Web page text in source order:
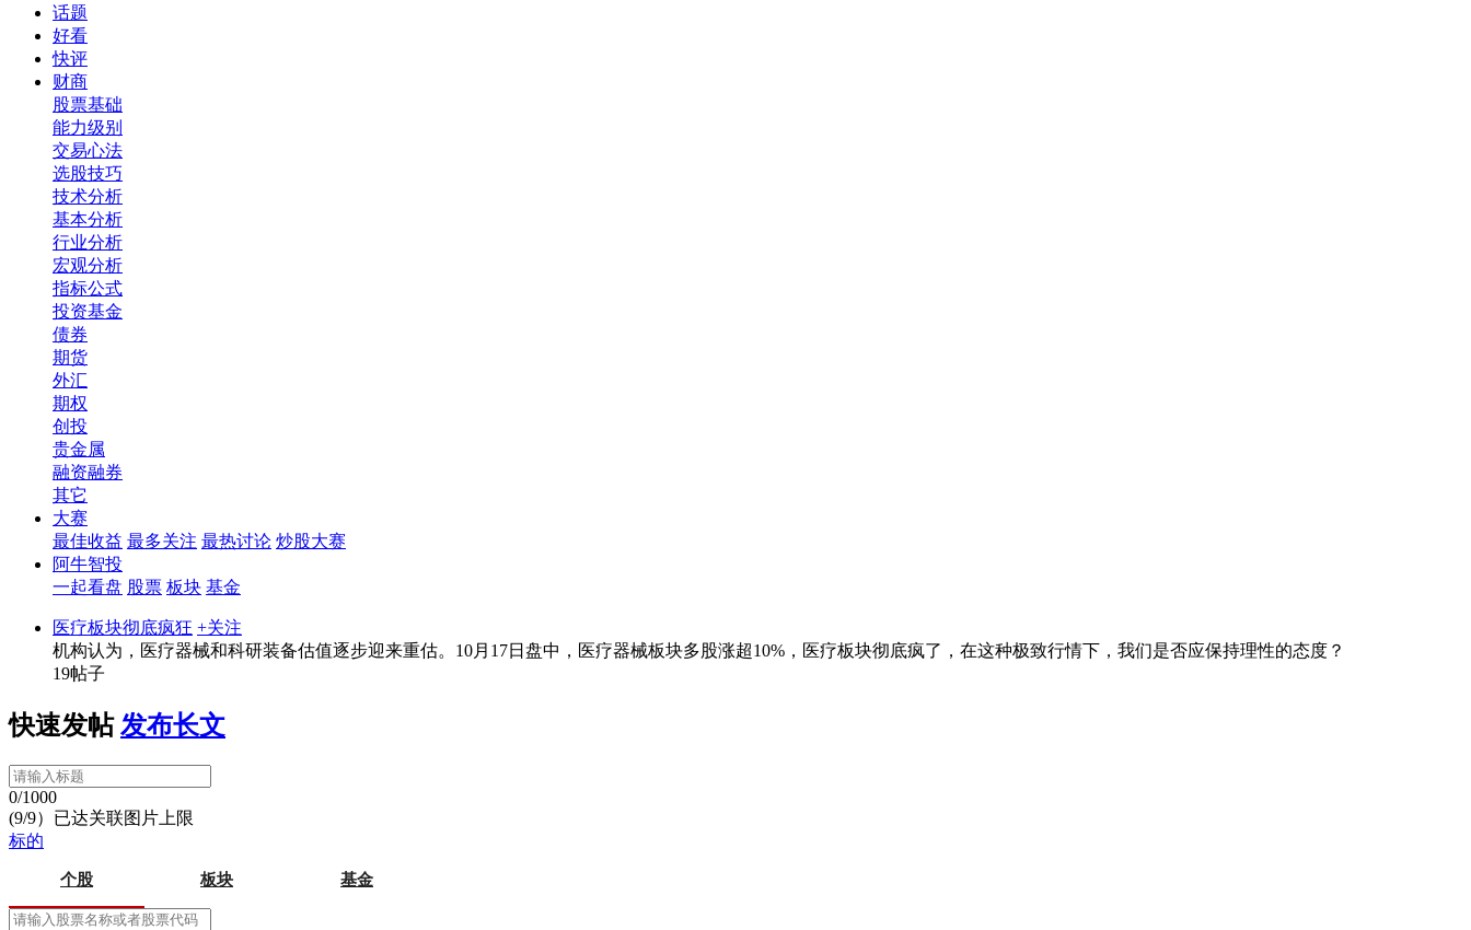
话题
好看
快评
财商
股票基础
能力级别
交易心法
选股技巧
技术分析
基本分析
行业分析
宏观分析
指标公式
投资基金
债券
期货
外汇
期权
创投
贵金属
融资融券
其它
大赛
最佳收益 最多关注 最热讨论 炒股大赛
阿牛智投
一起看盘 股票 板块 基金
医疗板块彻底疯狂 +关注
机构认为，医疗器械和科研装备估值逐步迎来重估。10月17日盘中，医疗器械板块多股涨超10%，医疗板块彻底疯了，在这种极致行情下，我们是否应保持理性的态度？
19帖子
快速发帖 发布长文
0/1000
(9/9）已达关联图片上限
标的
个股 板块 基金